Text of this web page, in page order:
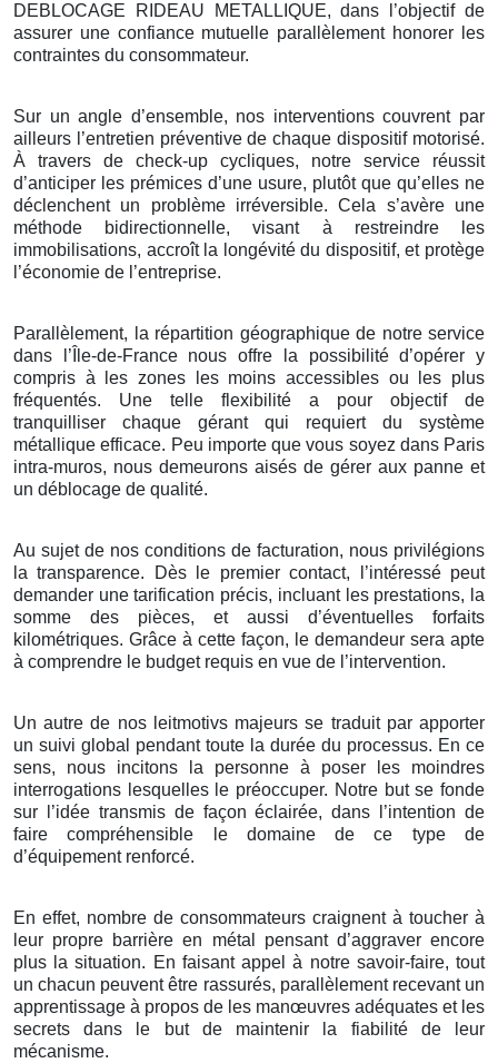
DEBLOCAGE RIDEAU METALLIQUE, dans l’objectif de
assurer une confiance mutuelle parallèlement honorer les
contraintes du consommateur.
Sur un angle d’ensemble, nos interventions couvrent par
ailleurs l’entretien préventive de chaque dispositif motorisé.
À travers de check-up cycliques, notre service réussit
d’anticiper les prémices d’une usure, plutôt que qu’elles ne
déclenchent un problème irréversible. Cela s’avère une
méthode bidirectionnelle, visant à restreindre les
immobilisations, accroît la longévité du dispositif, et protège
l’économie de l’entreprise.
Parallèlement, la répartition géographique de notre service
dans l’Île-de-France nous offre la possibilité d’opérer y
compris à les zones les moins accessibles ou les plus
fréquentés. Une telle flexibilité a pour objectif de
tranquilliser chaque gérant qui requiert du système
métallique efficace. Peu importe que vous soyez dans Paris
intra-muros, nous demeurons aisés de gérer aux panne et
un déblocage de qualité.
Au sujet de nos conditions de facturation, nous privilégions
la transparence. Dès le premier contact, l’intéressé peut
demander une tarification précis, incluant les prestations, la
somme des pièces, et aussi d’éventuelles forfaits
kilométriques. Grâce à cette façon, le demandeur sera apte
à comprendre le budget requis en vue de l’intervention.
Un autre de nos leitmotivs majeurs se traduit par apporter
un suivi global pendant toute la durée du processus. En ce
sens, nous incitons la personne à poser les moindres
interrogations lesquelles le préoccuper. Notre but se fonde
sur l’idée transmis de façon éclairée, dans l’intention de
faire compréhensible le domaine de ce type de
d’équipement renforcé.
En effet, nombre de consommateurs craignent à toucher à
leur propre barrière en métal pensant d’aggraver encore
plus la situation. En faisant appel à notre savoir-faire, tout
un chacun peuvent être rassurés, parallèlement recevant un
apprentissage à propos de les manœuvres adéquates et les
secrets dans le but de maintenir la fiabilité de leur
mécanisme.